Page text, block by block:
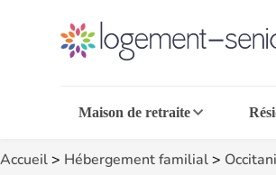
Maison de retraite
Accueil> Hébergement familial>